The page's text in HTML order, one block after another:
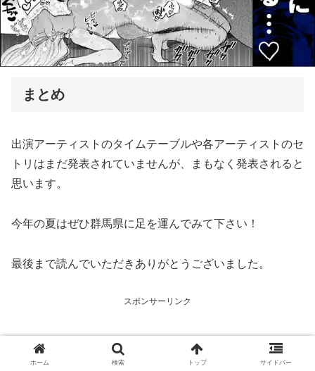
まとめ
出演アーティストのタイムテーブルや各アーティストのセ
トリはまだ発表されていませんが、まもなく発表されると
思います。
今年の夏はぜひ群馬県に足を運んでみて下さい！
最後まで読んでいただきありがとうございました。
スポンサーリンク
ホーム 検索 トップ サイドバー